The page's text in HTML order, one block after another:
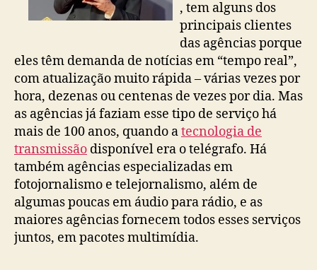
, tem alguns dos
principais clientes
das agências porque
eles têm demanda de notícias em “tempo real”,
com atualização muito rápida – várias vezes por
hora, dezenas ou centenas de vezes por dia. Mas
as agências já faziam esse tipo de serviço há
mais de 100 anos, quando atecnologia de
transmissão disponível era o telégrafo. Há
também agências especializadas em
fotojornalismo e telejornalismo, além de
algumas poucas em áudio para rádio, e as
maiores agências fornecem todos esses serviços
juntos, em pacotes multimídia.